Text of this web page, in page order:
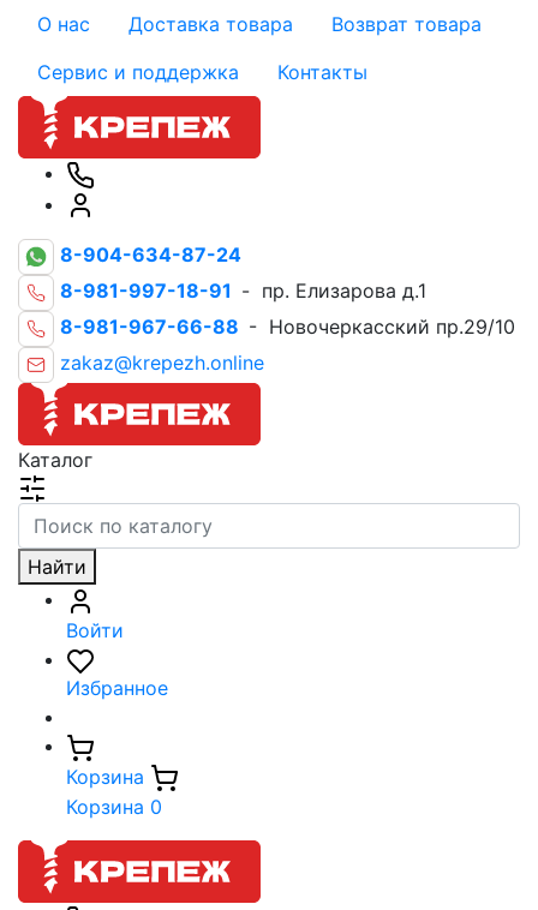
О нас Доставка товара
Возврат товара
Сервис и поддержка
Контакты
8-904-634-87-24
8-981-997-18-91 - пр. Елизарова д.1
8-981-967-66-88 - Новочеркасский пр.29/10
zakaz@krepezh.online
Каталог
Найти
Войти
Избранное
Корзина
Корзина 0